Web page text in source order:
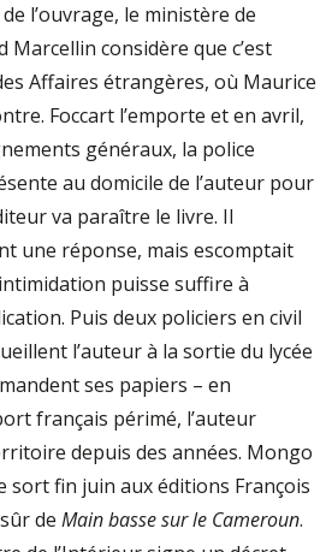
l’ouvrage, le ministère de
Marcellin considère que c’est
Affaires étrangères, où Maurice
Foccart l’emporte et en avril,
généraux, la police
au domicile de l’auteur pour
va paraître le livre. Il
une réponse, mais escomptait
puisse suffire à
Puis deux policiers en civil
l’auteur à la sortie du lycée
ses papiers – en
français périmé, l’auteur
depuis des années. Mongo
sort fin juin aux éditions François
de Main basse sur le Cameroun.